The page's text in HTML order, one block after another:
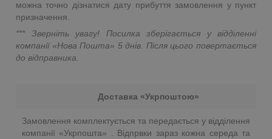
можна точно дізнатися дату прибуття замовлення у пункт
призначення.
*** Зверніть увагу! Посилка зберігається у відділенні
компанії «Нова Пошта» 5 днів. Після цього повертається
до відправника.
Доставка «Укрпоштою»
Замовлення комплектується та передається у відділення
компанії «Укрпошта» . Відпрвки зараз кожна середа та